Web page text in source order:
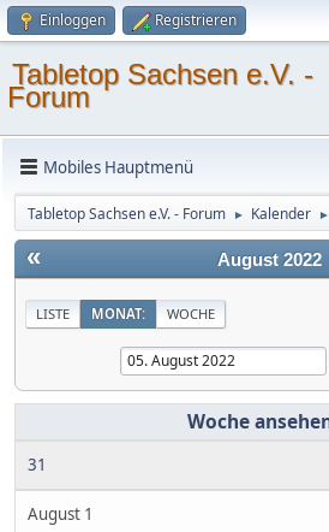
Einloggen Registrieren
Tabletop Sachsen e.V. -
Forum
Mobiles Hauptmenü
Tabletop Sachsen e.V. - Forum ► Kalender ►
« August 2022
LISTE MONAT: WOCHE
31
August 1